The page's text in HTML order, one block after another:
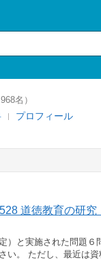
名）
プロフィール
道徳教育の研
）と実施された問題
い。 ただし、最近は